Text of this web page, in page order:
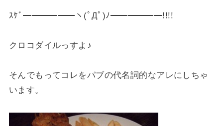
ｽｹﾞ━━━━━━ヽ(ﾟДﾟ)ﾉ━━━━━━!!!!
クロコダイルっすよ♪
そんでもってコレをパブの代名詞的なアレにしちゃ
います。